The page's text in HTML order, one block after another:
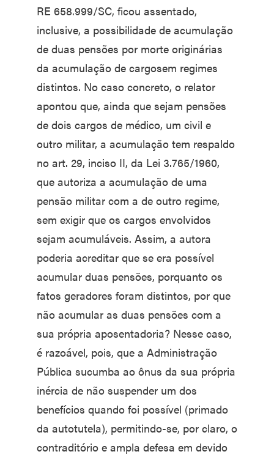
RE 658.999/SC, ficou assentado,
inclusive, a possibilidade de acumulação
de duas pensões por morte originárias
da acumulação de cargosem regimes
distintos. No caso concreto, o relator
apontou que, ainda que sejam pensões
de dois cargos de médico, um civil e
outro militar, a acumulação tem respaldo
no art. 29, inciso II, da Lei 3.765/1960,
que autoriza a acumulação de uma
pensão militar com a de outro regime,
sem exigir que os cargos envolvidos
sejam acumuláveis. Assim, a autora
poderia acreditar que se era possível
acumular duas pensões, porquanto os
fatos geradores foram distintos, por que
não acumular as duas pensões com a
sua própria aposentadoria? Nesse caso,
é razoável, pois, que a Administração
Pública sucumba ao ônus da sua própria
inércia de não suspender um dos
benefícios quando foi possível (primado
da autotutela), permitindo-se, por claro, o
contraditório e ampla defesa em devido